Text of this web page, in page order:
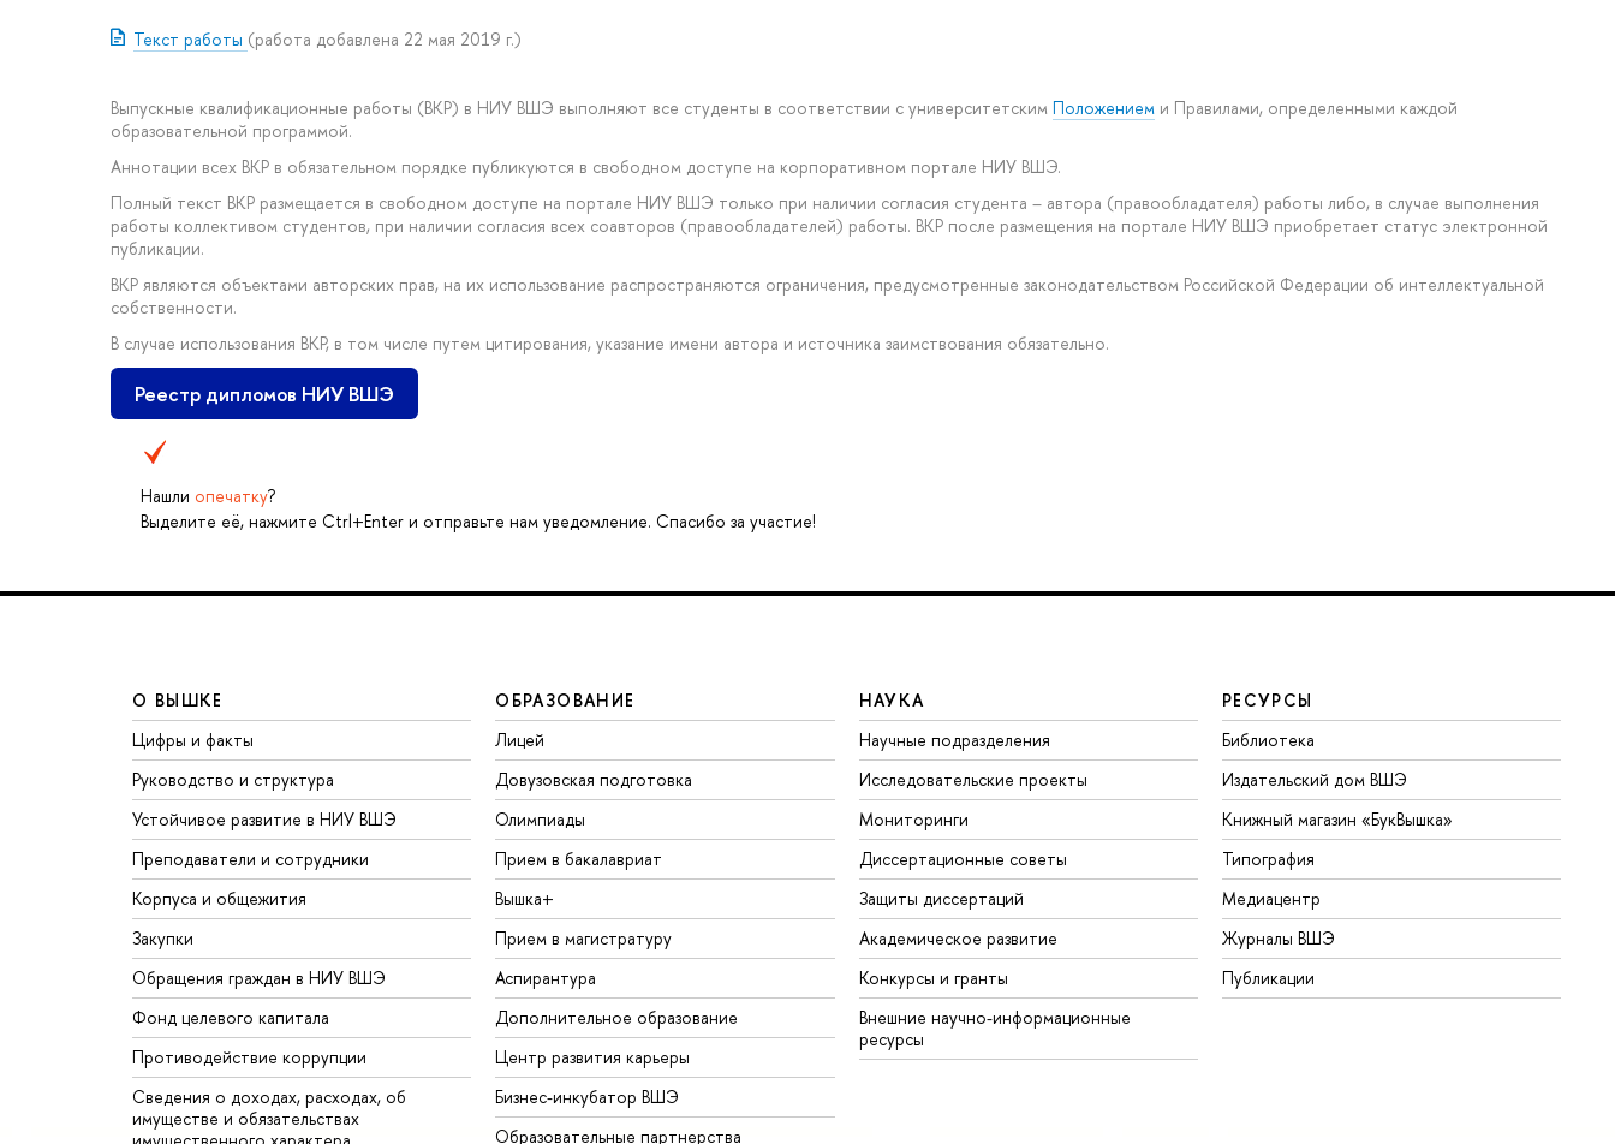
Нашли опечатку?
Выделите её, нажмите Ctrl+Enter и отправьте нам уведомление. Спасибо за участие!
Текст работы (работа добавлена 22 мая 2019 г.)
Выпускные квалификационные работы (ВКР) в НИУ ВШЭ выполняют все студенты в соответствии с университетским Положением и Правилами, определенными каждой
образовательной программой.
Аннотации всех ВКР в обязательном порядке публикуются в свободном доступе на корпоративном портале НИУ ВШЭ.
Полный текст ВКР размещается в свободном доступе на портале НИУ ВШЭ только при наличии согласия студента – автора (правообладателя) работы либо, в случае выполнения
работы коллективом студентов, при наличии согласия всех соавторов (правообладателей) работы. ВКР после размещения на портале НИУ ВШЭ приобретает статус электронной
публикации.
ВКР являются объектами авторских прав, на их использование распространяются ограничения, предусмотренные законодательством Российской Федерации об интеллектуальной
собственности.
В случае использования ВКР, в том числе путем цитирования, указание имени автора и источника заимствования обязательно.
Реестр дипломов НИУ ВШЭ
О ВЫШКЕ
Цифры и факты
Руководство и структура
Устойчивое развитие в НИУ ВШЭ
Преподаватели и сотрудники
Корпуса и общежития
Закупки
Обращения граждан в НИУ ВШЭ
Фонд целевого капитала
Противодействие коррупции
Сведения о доходах, расходах, об
имуществе и обязательствах
ОБРАЗОВАНИЕ
Лицей
Довузовская подготовка
Олимпиады
Прием в бакалавриат
Вышка+
Прием в магистратуру
Аспирантура
Дополнительное образование
Центр развития карьеры
Бизнес-инкубатор ВШЭ
Образовательные партнерства
НАУКА
Научные подразделения
Исследовательские проекты
Мониторинги
Диссертационные советы
Защиты диссертаций
Академическое развитие
Конкурсы и гранты
Внешние научно-информационные
ресурсы
РЕСУРСЫ
Библиотека
Издательский дом ВШЭ
Книжный магазин «БукВышка»
Типография
Медиацентр
Журналы ВШЭ
Публикации